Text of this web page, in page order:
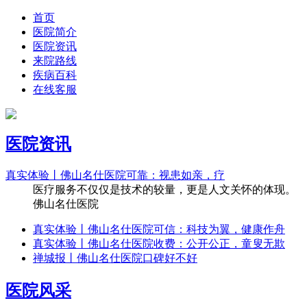
首页
医院简介
医院资讯
来院路线
疾病百科
在线客服
医院资讯
真实体验丨佛山名仕医院可靠：视患如亲，疗
医疗服务不仅仅是技术的较量，更是人文关怀的体现。
佛山名仕医院
真实体验丨佛山名仕医院可信：科技为翼，健康作舟
真实体验丨佛山名仕医院收费：公开公正，童叟无欺
禅城报丨佛山名仕医院口碑好不好
医院风采